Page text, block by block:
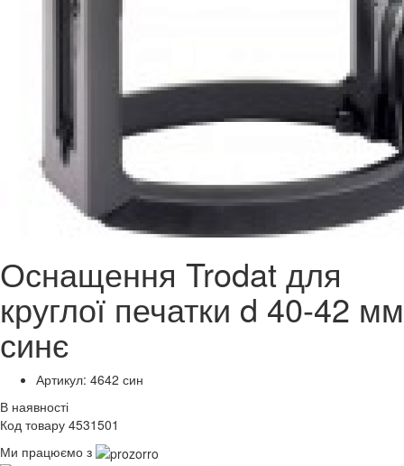
Оснащення Trodat для
круглої печатки d 40-42 мм
синє
Артикул: 4642 син
В наявності
Код товару 4531501
Ми працюємо з